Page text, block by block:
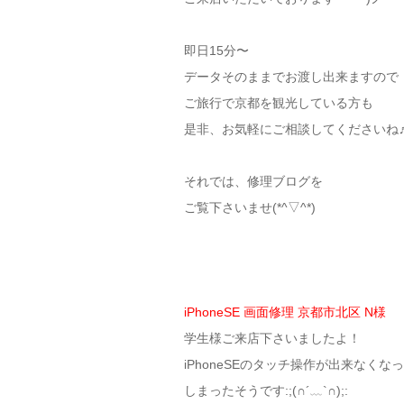
即日15分〜
データそのままでお渡し出来ますので
ご旅行で京都を観光している方も
是非、お気軽にご相談してください
それでは、修理ブログを
ご覧下さいませ(*^▽^*)
iPhoneSE 画面修理 京都市北区 N様
学生様ご来店下さいましたよ！
iPhoneSEのタッチ操作が出来なくな
しまったそうです:;(∩´﹏`∩);: